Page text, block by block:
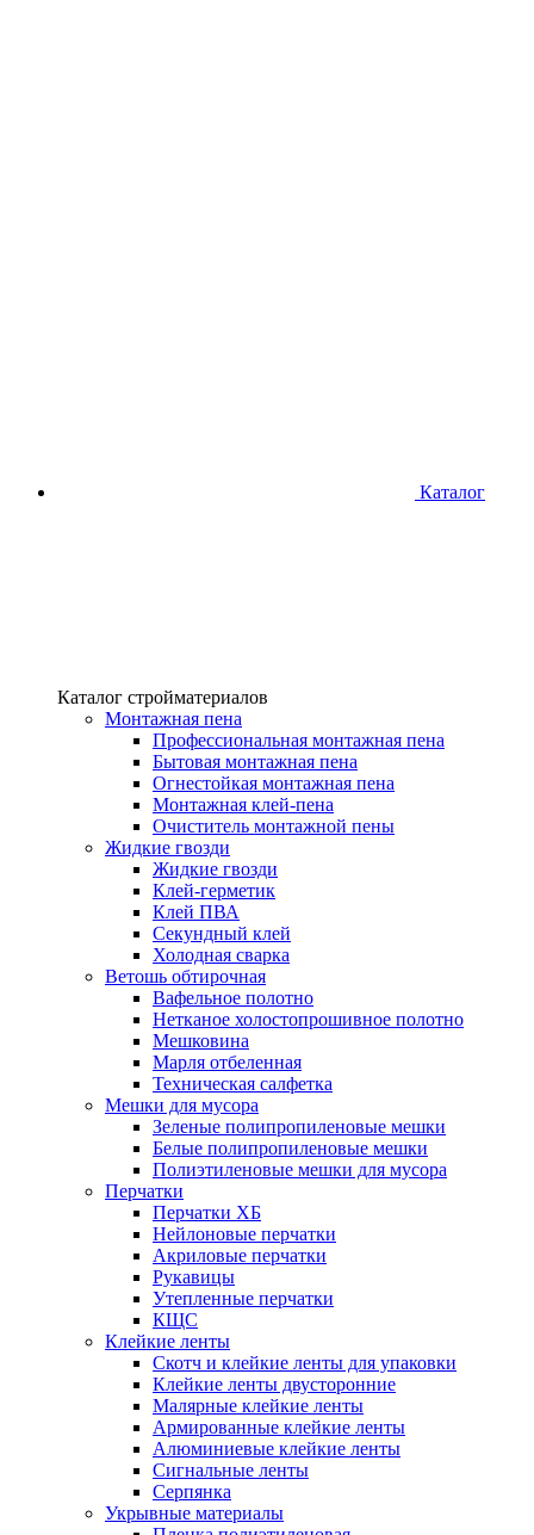
Каталог
Каталог стройматериалов
Монтажная пена
Профессиональная монтажная пена
Бытовая монтажная пена
Огнестойкая монтажная пена
Монтажная клей-пена
Очиститель монтажной пены
Жидкие гвозди
Жидкие гвозди
Клей-герметик
Клей ПВА
Секундный клей
Холодная сварка
Ветошь обтирочная
Вафельное полотно
Нетканое холостопрошивное полотно
Мешковина
Марля отбеленная
Техническая салфетка
Мешки для мусора
Зеленые полипропиленовые мешки
Белые полипропиленовые мешки
Полиэтиленовые мешки для мусора
Перчатки
Перчатки ХБ
Нейлоновые перчатки
Акриловые перчатки
Рукавицы
Утепленные перчатки
КЩС
Клейкие ленты
Скотч и клейкие ленты для упаковки
Клейкие ленты двусторонние
Малярные клейкие ленты
Армированные клейкие ленты
Алюминиевые клейкие ленты
Сигнальные ленты
Серпянка
Укрывные материалы